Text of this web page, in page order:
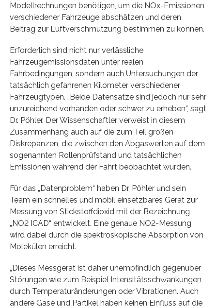
Modellrechnungen benötigen, um die NOx-Emissionen
verschiedener Fahrzeuge abschätzen und deren
Beitrag zur Luftverschmutzung bestimmen zu können.
Erforderlich sind nicht nur verlässliche
Fahrzeugemissionsdaten unter realen
Fahrbedingungen, sondern auch Untersuchungen der
tatsächlich gefahrenen Kilometer verschiedener
Fahrzeugtypen. „Beide Datensätze sind jedoch nur sehr
unzureichend vorhanden oder schwer zu erheben“, sagt
Dr. Pöhler. Der Wissenschaftler verweist in diesem
Zusammenhang auch auf die zum Teil großen
Diskrepanzen, die zwischen den Abgaswerten auf dem
sogenannten Rollenprüfstand und tatsächlichen
Emissionen während der Fahrt beobachtet wurden.
Für das „Datenproblem“ haben Dr. Pöhler und sein
Team ein schnelles und mobil einsetzbares Gerät zur
Messung von Stickstoffdioxid mit der Bezeichnung
„NO2 ICAD“ entwickelt. Eine genaue NO2-Messung
wird dabei durch die spektroskopische Absorption von
Molekülen erreicht.
„Dieses Messgerät ist daher unempfindlich gegenüber
Störungen wie zum Beispiel Intensitätsschwankungen
durch Temperaturänderungen oder Vibrationen. Auch
andere Gase und Partikel haben keinen Einfluss auf die